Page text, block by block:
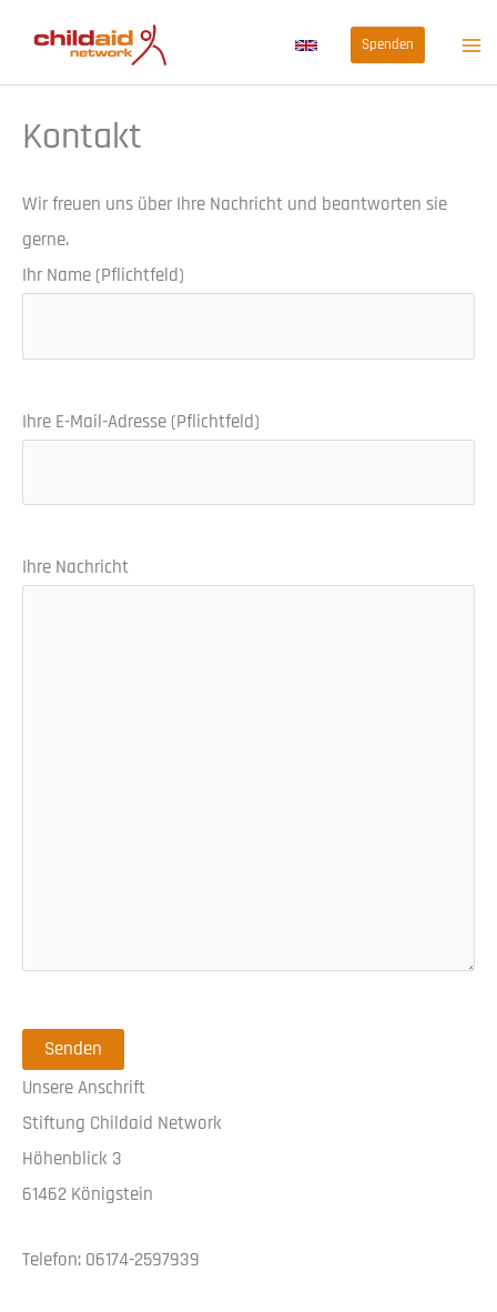
Inhalt
springen
Spenden
Kontakt
Wir freuen uns über Ihre Nachricht und beantworten sie
gerne.
Ihr Name (Pflichtfeld)
Ihre E-Mail-Adresse (Pflichtfeld)
Ihre Nachricht
Unsere Anschrift
Stiftung Childaid Network
Höhenblick 3
61462 Königstein
Telefon: 06174-2597939